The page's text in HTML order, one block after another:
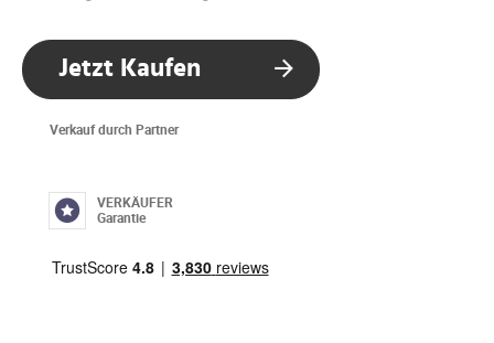
Jetzt Kaufen
Verkauf durch Partner
VERKÄUFER
Garantie